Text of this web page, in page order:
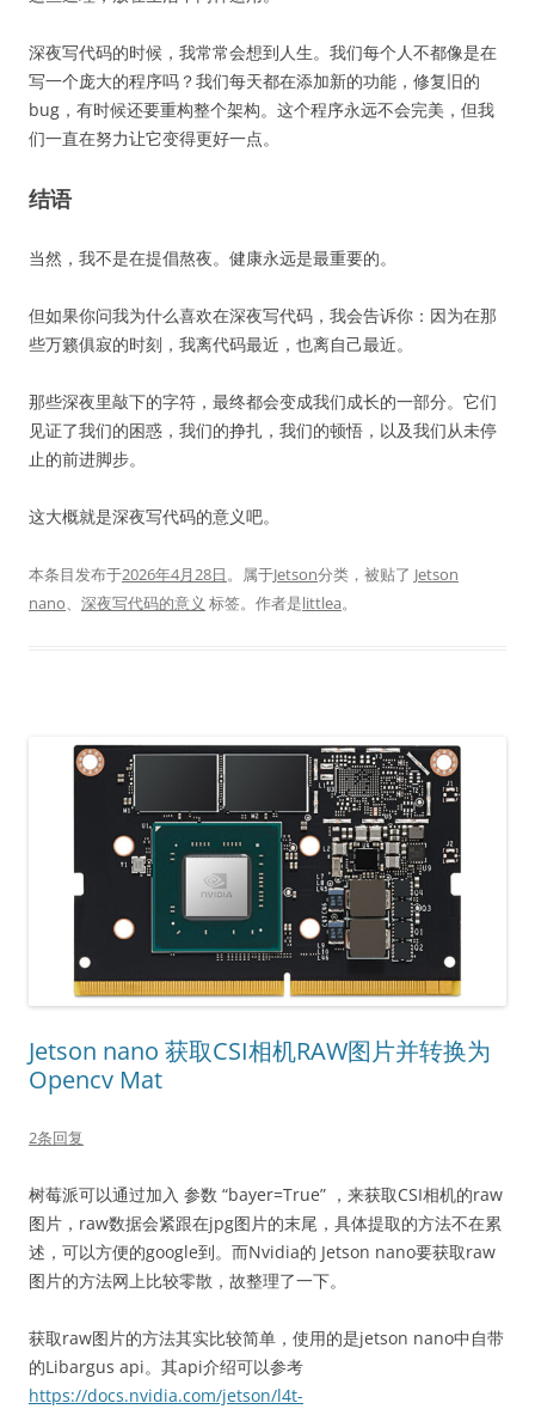
深夜写代码的时候，我常常会想到人生。我们每个人不都像是在
写一个庞大的程序吗？我们每天都在添加新的功能，修复旧的
bug，有时候还要重构整个架构。这个程序永远不会完美，但我
们一直在努力让它变得更好一点。
结语
当然，我不是在提倡熬夜。健康永远是最重要的。
但如果你问我为什么喜欢在深夜写代码，我会告诉你：因为在那
些万籁俱寂的时刻，我离代码最近，也离自己最近。
那些深夜里敲下的字符，最终都会变成我们成长的一部分。它们
见证了我们的困惑，我们的挣扎，我们的顿悟，以及我们从未停
止的前进脚步。
这大概就是深夜写代码的意义吧。
本条目发布于2026年4月28日。属于Jetson分类，被贴了 Jetson
nano、 深夜写代码的意义 标签。 作者是littlea。
Jetson nano 获取CSI相机RAW图片并转换为
Opencv Mat
2条回复
树莓派可以通过加入 参数 “bayer=True” ，来获取CSI相机的raw
图片，raw数据会紧跟在jpg图片的末尾，具体提取的方法不在累
述，可以方便的google到。而Nvidia的 Jetson nano要获取raw
图片的方法网上比较零散，故整理了一下。
获取raw图片的方法其实比较简单，使用的是jetson nano中自带
的Libargus api。其api介绍可以参考
https://docs.nvidia.com/jetson/l4t-